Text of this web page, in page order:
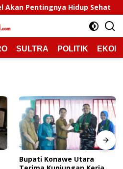
Sehat Polda Sultra
SULTRA POLITIK
Bupati Konawe Utara